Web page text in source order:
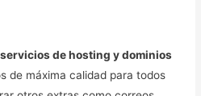
de hosting y dominios
de máxima calidad para todos